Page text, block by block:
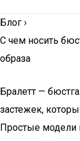
Блог ›
С чем носить
образа
Бралетт —
застежек,
Простые модели